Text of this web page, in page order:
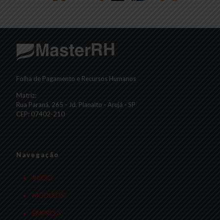
Folha de Pagamento e Recursos Humanos
Matriz:
Rua Paraná, 265 - Jd. Planalto - Arujá - SP
CEP: 07402-210
Navegação
INÍCIO
MÓDULOS
EMPRESA